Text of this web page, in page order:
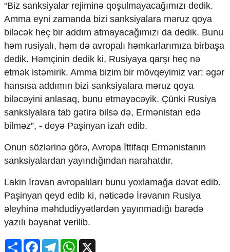
Diaspor
Yüksəliş hekayəsi
Mədəniyyətimizin Zəfəri
Zəfər Diasporu
Səhiyyə
Ailə və uşaq
Turizm
İqtisadiyyat
İqtisadi xəbərlər
Energetika
Əmək və sosial siyasət
Kənd təsərrüfatı
Hərbi sənaye
Telekommunikasiya və nəqliyyat
COP29
Cəmiyyət
Crossmedia.az - 1 yaş
Siyasət
“Biz sanksiyalar rejiminə qoşulmayacağımızı dedik.
Amma eyni zamanda bizi sanksiyalara məruz qoya
biləcək heç bir addım atmayacağımızı da dedik. Bunu
həm rusiyalı, həm də avropalı həmkarlarımıza birbaşa
dedik. Həmçinin dedik ki, Rusiyaya qarşı heç nə
etmək istəmirik. Amma bizim bir mövqeyimiz var: əgər
hansısa addımın bizi sanksiyalara məruz qoya
biləcəyini anlasaq, bunu etməyəcəyik. Çünki Rusiya
sanksiyalara tab gətirə bilsə də, Ermənistan edə
bilməz”, - deyə Paşinyan izah edib.
Onun sözlərinə görə, Avropa İttifaqı Ermənistanın
sanksiyalardan yayındığından narahatdır.
Lakin İrəvan avropalıları bunu yoxlamağa dəvət edib.
Paşinyan qeyd edib ki, nəticədə İrəvanın Rusiya
əleyhinə məhdudiyyətlərdən yayınmadığı barədə
yazılı bəyanat verilib.
ShareFacebookTelegramWhatsApp